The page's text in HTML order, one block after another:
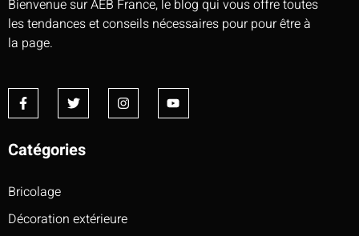
Bienvenue sur AEB France, le blog qui vous offre toutes
les tendances et conseils nécessaires pour pour être à
la page.
Catégories
Bricolage
Décoration extérieure